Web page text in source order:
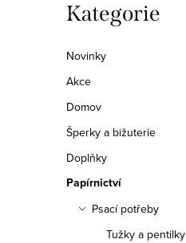
o
s
t
r
a
n
n
Přeskočit
kategorie
Kategorie
Novinky
Akce
Domov
Šperky a bižuterie
Doplňky
Papírnictví
Psací potřeby
Tužky a pentilky